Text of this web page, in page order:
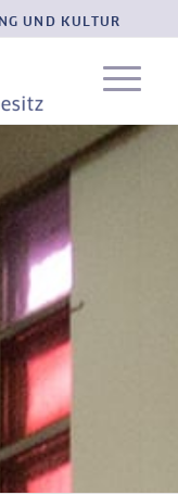
UND KULTUR